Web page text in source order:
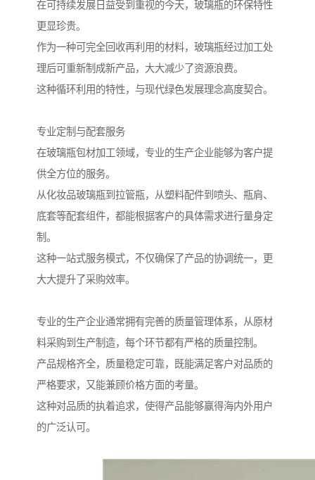
在可持续发展日益受到重视的今天，玻璃瓶的环保特性
更显珍贵。
作为一种可完全回收再利用的材料，玻璃瓶经过加工处
理后可重新制成新产品，大大减少了资源浪费。
这种循环利用的特性，与现代绿色发展理念高度契合。
专业定制与配套服务
在玻璃瓶包材加工领域，专业的生产企业能够为客户提
供全方位的服务。
从化妆品玻璃瓶到拉管瓶，从塑料配件到喷头、瓶肩、
底套等配套组件，都能根据客户的具体需求进行量身定
制。
这种一站式服务模式，不仅确保了产品的协调统一，更
大大提升了采购效率。
专业的生产企业通常拥有完善的质量管理体系，从原材
料采购到生产制造，每个环节都有严格的质量控制。
产品规格齐全，质量稳定可靠，既能满足客户对品质的
严格要求，又能兼顾价格方面的考量。
这种对品质的执着追求，使得产品能够赢得海内外用户
的广泛认可。